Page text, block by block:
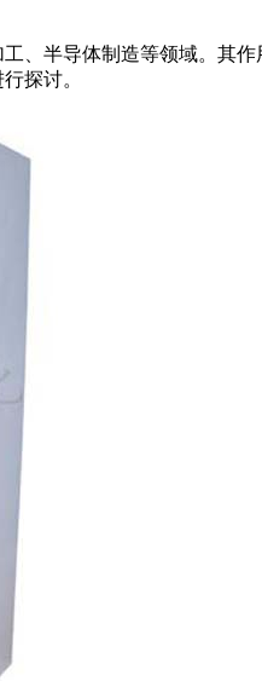
、半导体制造等领域。其
探讨。